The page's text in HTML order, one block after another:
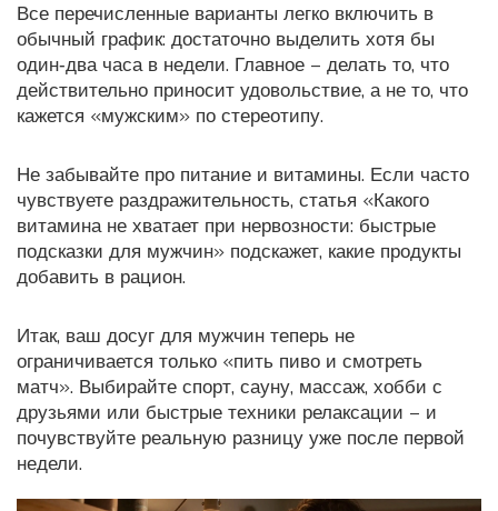
Все перечисленные варианты легко включить в
обычный график: достаточно выделить хотя бы
один‑два часа в недели. Главное – делать то, что
действительно приносит удовольствие, а не то, что
кажется «мужским» по стереотипу.
Не забывайте про питание и витамины. Если часто
чувствуете раздражительность, статья «Какого
витамина не хватает при нервозности: быстрые
подсказки для мужчин» подскажет, какие продукты
добавить в рацион.
Итак, ваш досуг для мужчин теперь не
ограничивается только «пить пиво и смотреть
матч». Выбирайте спорт, сауну, массаж, хобби с
друзьями или быстрые техники релаксации – и
почувствуйте реальную разницу уже после первой
недели.